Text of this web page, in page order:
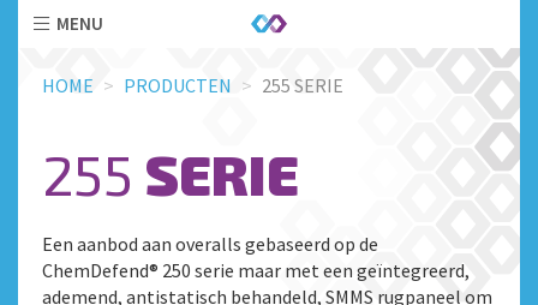
HOME PRODUCTEN 255 SERIE
255 SERIE
Een aanbod aan overalls gebaseerd op de
ChemDefend® 250 serie maar met een geïntegreerd,
ademend, antistatisch behandeld, SMMS rugpaneel om
MENU